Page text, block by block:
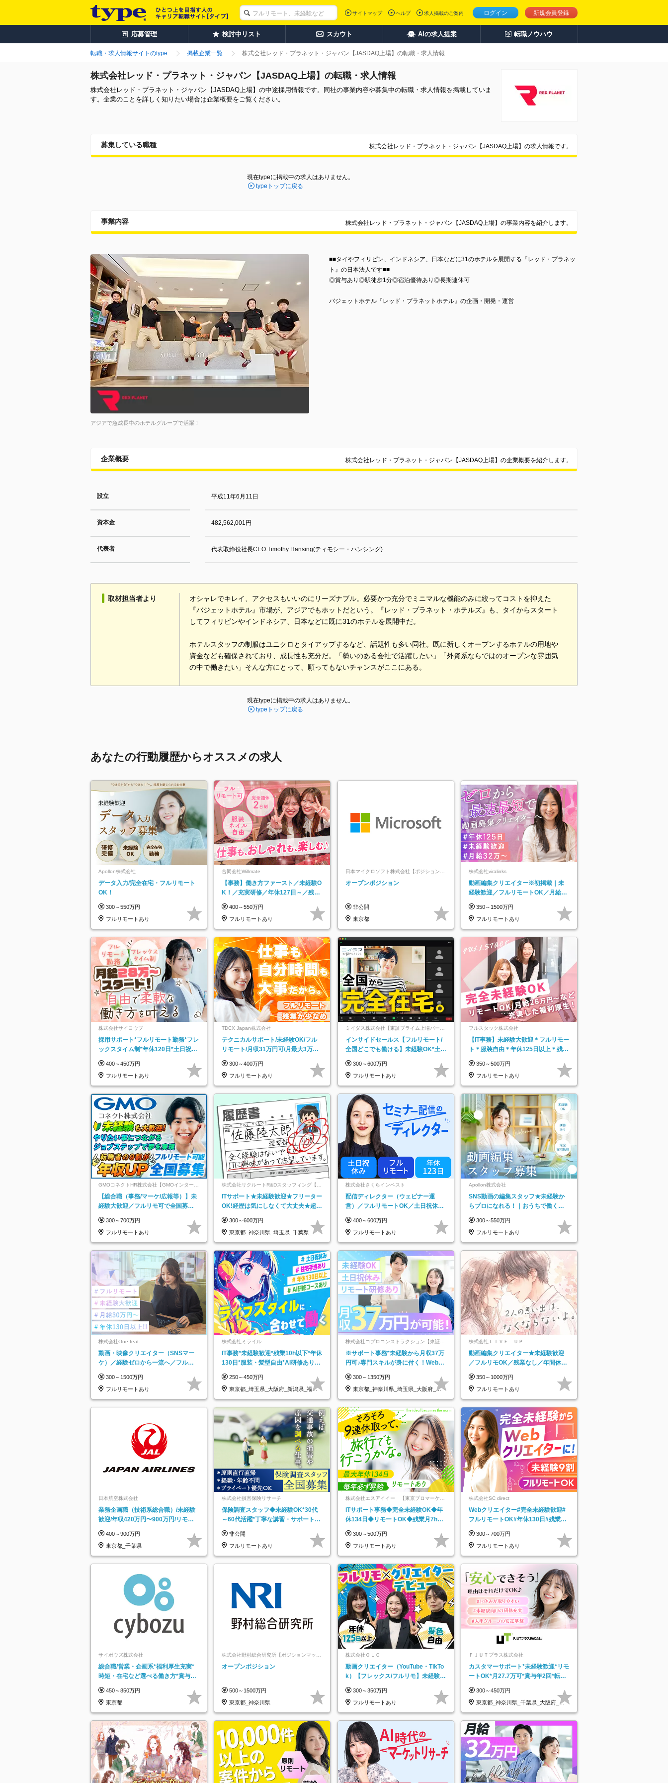
ログイン 新規会員登録
サイトマップ ヘルプ 求人掲載のご案内
応募管理 検討中リスト スカウト AIの求人提案 転職ノウハウ
転職・求人情報サイトのtype 掲載企業一覧 株式会社レッド・プラネット・ジャパン【JASDAQ上場】の転職・求人情報
株式会社レッド・プラネット・ジャパン【JASDAQ上場】の転職・求人情報
株式会社レッド・プラネット・ジャパン【JASDAQ上場】の中途採用情報です。同社の事業内容や募集中の転職・求人情報を掲載していま
す。企業のことを詳しく知りたい場合は企業概要をご覧ください。
募集している職種 株式会社レッド・プラネット・ジャパン【JASDAQ上場】の求人情報です。
現在typeに掲載中の求人はありません。
typeトップに戻る
事業内容 株式会社レッド・プラネット・ジャパン【JASDAQ上場】の事業内容を紹介します。
アジアで急成長中のホテルグループで活躍！
■■タイやフィリピン、インドネシア、日本などに31のホテルを展開する『レッド・プラネッ
ト』の日本法人です■■
◎賞与あり◎駅徒歩1分◎宿泊優待あり◎長期連休可
バジェットホテル『レッド・プラネットホテル』の企画・開発・運営
企業概要 株式会社レッド・プラネット・ジャパン【JASDAQ上場】の企業概要を紹介します。
設立 平成11年6月11日
資本金 482,562,001円
代表者 代表取締役社長CEO:Timothy Hansing(ティモシー・ハンシング)
取材担当者より
オシャレでキレイ、アクセスもいいのにリーズナブル。必要かつ充分でミニマルな機能のみに絞ってコストを抑えた
『バジェットホテル』市場が、アジアでもホットだという。『レッド・プラネット・ホテルズ』も、タイからスタート
してフィリピンやインドネシア、日本などに既に31のホテルを展開中だ。
ホテルスタッフの制服はユニクロとタイアップするなど、話題性も多い同社。既に新しくオープンするホテルの用地や
資金なども確保されており、成長性も充分だ。「勢いのある会社で活躍したい」「外資系ならではのオープンな雰囲気
の中で働きたい」そんな方にとって、願ってもないチャンスがここにある。
現在typeに掲載中の求人はありません。
typeトップに戻る
あなたの行動履歴からオススメの求人
Apollon株式会社
データ入力/完全在宅・フルリモート
OK！
300～550万円
フルリモートあり
合同会社Willmate
【事務】働き方ファースト／未経験O
K！／充実研修／年休127日～／残業
400～550万円
フルリモートあり
日本マイクロソフト株式会社【ポジションマ
ッチ登録】
オープンポジション
非公開
東京都
株式会社viralinks
動画編集クリエイター※初掲載｜未
経験歓迎／フルリモートOK／月給32
350～1500万円
フルリモートあり
株式会社サイヨウブ
採用サポート*フルリモート勤務*フレ
ックスタイム制*年休120日*土日祝休
400～450万円
フルリモートあり
TDCX Japan株式会社
テクニカルサポート/未経験OK/フル
リモート/月収31万円可/月最大3万の
300～400万円
フルリモートあり
ミイダス株式会社【東証プライム上場パーソ
インサイドセールス【フルリモート/
全国どこでも働ける】未経験OK*土日
300～600万円
フルリモートあり
フルスタック株式会社
【IT事務】未経験大歓迎＊フルリモー
ト＊服装自由＊年休125日以上＊残業
350～500万円
フルリモートあり
GMOコネクトHR株式会社【GMOインターネ
ットグループ】
【総合職（事務/マーケ/広報等）】未
経験大歓迎／フルリモ可で全国募
★
300～700万円
フルリモートあり
株式会社リクルートR&Dスタッフィング【リ
クルートグループ】
ITサポート★未経験歓迎★フリーター
OK!経歴は気にしなくて大丈夫★超大
300～600万円
東京都_神奈川県_埼玉県_千葉県_大
阪府…
株式会社さくらインベスト
配信ディレクター（ウェビナー運
営）／フルリモートOK／土日祝休み
400～600万円
フルリモートあり
Apollon株式会社
SNS動画の編集スタッフ★未経験か
らプロになれる！｜おうちで働くフ
300～550万円
フルリモートあり
株式会社One feat.
動画・映像クリエイター（SNSマー
ケ）／経験ゼロから一流へ／フルリ
日以上
300～1500万円
フルリモートあり
株式会社ミライル
IT事務*未経験歓迎*残業10h以下*年休
130日*服装・髪型自由*AI研修あり*
250～450万円
東京都_埼玉県_大阪府_新潟県_福岡
県
株式会社コプロコンストラクション【東証プ
ライム上場コプロ・ホールディングス子会
社】
※サポート事務*未経験から月収37万
円可♪専門スキルが身に付く！Web面
300～1350万円
東京都_神奈川県_埼玉県_大阪府_愛
知県…
株式会社ＬＩＶＥ ＵＰ
動画編集クリエイター★未経験歓迎
／フルリモOK／残業なし／年間休日
実で安心
350～1000万円
フルリモートあり
日本航空株式会社
業務企画職（技術系総合職）/未経験
歓迎/年収420万円〜900万円/リモー
400～900万円
東京都_千葉県
株式会社損害保険リサーチ
保険調査スタッフ◆未経験OK*30代
～60代活躍*丁寧な講習・サポートあ
託
非公開
フルリモートあり
株式会社エスアイイー 【東京プロマーケッ
ITサポート事務◆完全未経験OK◆年
休134日◆リモートOK◆残業月7h以
300～500万円
フルリモートあり
株式会社SC direct
Webクリエイター#完全未経験歓迎#
フルリモートOK#年休130日#残業月
300～700万円
フルリモートあり
サイボウズ株式会社
総合職/営業・企画系*福利厚生充実*
時短・在宅など選べる働き方*賞与年
450～850万円
東京都
株式会社野村総合研究所【ポジションマッチ
オープンポジション
500～1500万円
東京都_神奈川県
株式会社ＯＬＣ
動画クリエイター（YouTube・TikTo
k）【フレックス/フルリモ】未経験O
300～350万円
フルリモートあり
ＦＪＵＴプラス株式会社
カスタマーサポート*未経験歓迎*リモ
ートOK*月27.7万可*賞与年2回*転勤
300～450万円
東京都_神奈川県_千葉県_大阪府_愛
知県…